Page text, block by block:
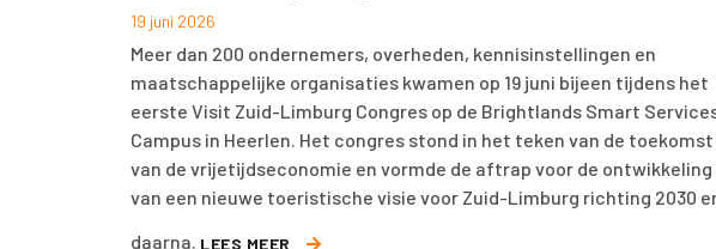
19 juni 2026
Meer dan 200 ondernemers, overheden, kennisinstellingen en
maatschappelijke organisaties kwamen op 19 juni bijeen tijdens het
eerste Visit Zuid-Limburg Congres op de Brightlands Smart
Campus in Heerlen. Het congres stond in het teken van de toekomst
van de vrijetijdseconomie en vormde de aftrap voor de ontwikkeling
van een nieuwe toeristische visie voor Zuid-Limburg richting 2030
daarna. LEES MEER